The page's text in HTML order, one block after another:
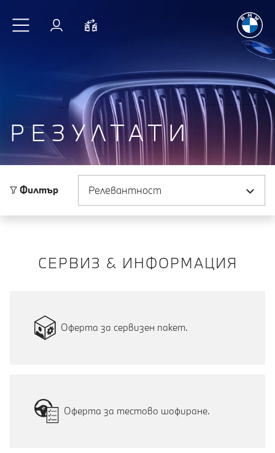
Вход
РЕЗУЛТАТИ
Филтър
СЕРВИЗ & ИНФОРМАЦИЯ
Оферта за сервизен пакет.
Оферта за тестово шофиране.